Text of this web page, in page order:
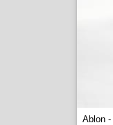
Ablon -